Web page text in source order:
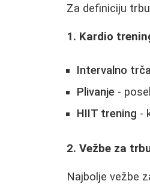
Za definiciju
1. Kardio
Intervalno
Plivanje -
HIIT trening -
2. Vežbe za
Najbolje vežbe